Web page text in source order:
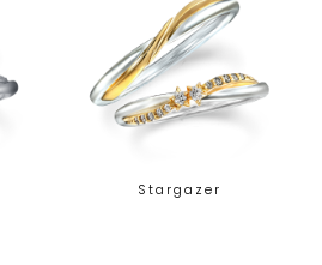
Stargazer